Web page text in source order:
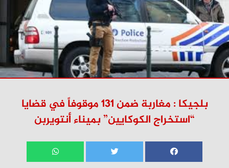
بلجيكا : مغاربة ضمن 131 موقوفاً في قضايا
“استخراج الكوكايين” بميناء أنتويربن